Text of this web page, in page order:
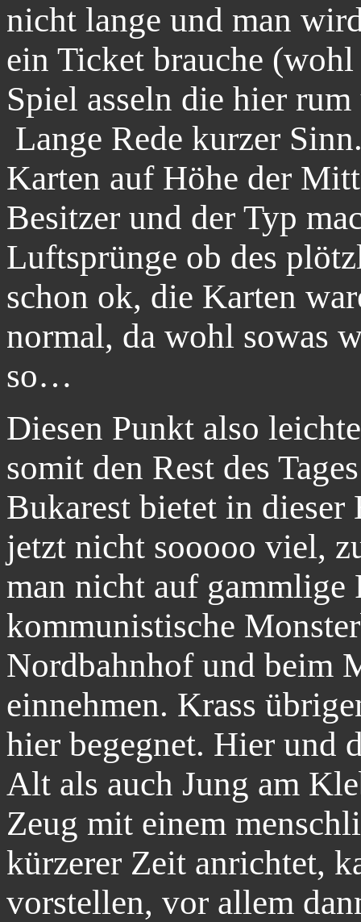
nicht lange und man
ein Ticket brauche
Spiel asseln die hier
Lange Rede kurzer
Karten auf Höhe der
Besitzer und der Typ
Luftsprünge ob des
schon ok, die Karten
normal, da wohl sowas
so…
Diesen Punkt also
somit den Rest des
Bukarest bietet in
jetzt nicht sooooo viel,
man nicht auf gammlige
kommunistische
Nordbahnhof und beim
einnehmen. Krass
hier begegnet. Hier und
Alt als auch Jung am
Zeug mit einem
kürzerer Zeit anrichtet,
vorstellen, vor allem